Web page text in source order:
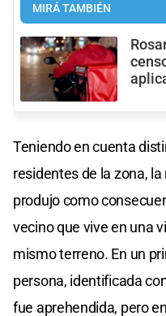
MIRÁ TAMBIÉN
Teniendo en cuenta
residentes de la zona,
produjo como
vecino que vive en una
mismo terreno. En un
persona, identificada
fue aprehendida, pero